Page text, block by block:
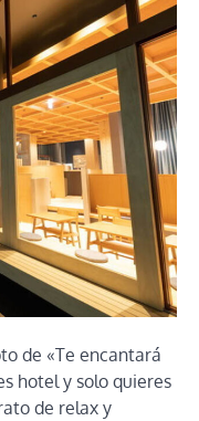
de «Te encantará
hotel y solo quieres
de relax y